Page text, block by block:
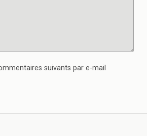
suivants par e-mail